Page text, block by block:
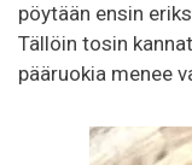
pöytään ensin
Tällöin tosin
pääruokia menee